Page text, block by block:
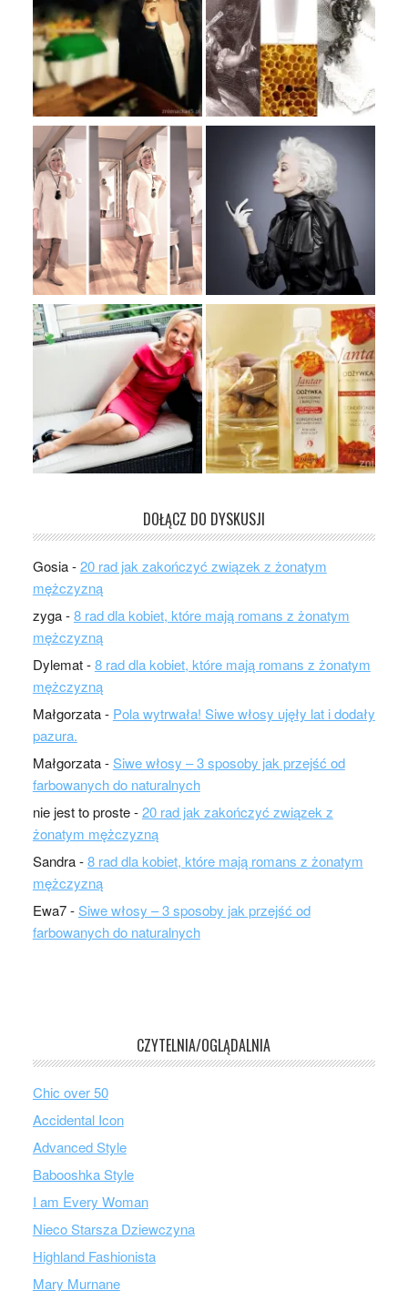
DOŁĄCZ DO DYSKUSJI
Gosia-20 rad jak zakończyć związek z żonatym
mężczyzną
zyga-8 rad dla kobiet, które mają romans z żonatym
mężczyzną
Dylemat-8 rad dla kobiet, które mają romans z żonatym
mężczyzną
Małgorzata- Pola wytrwała! Siwe włosy ujęły lat i dodały
pazura.
Małgorzata-Siwe włosy – 3 sposoby jak przejść od
farbowanych do naturalnych
nie jest to proste-20 rad jak zakończyć związek z
żonatym mężczyzną
Sandra-8 rad dla kobiet, które mają romans z żonatym
mężczyzną
Ewa7-Siwe włosy – 3 sposoby jak przejść od
farbowanych do naturalnych
CZYTELNIA/OGLĄDALNIA
Chic over 50
Accidental Icon
Advanced Style
Babooshka Style
I am Every Woman
Nieco Starsza Dziewczyna
Highland Fashionista
Mary Murnane